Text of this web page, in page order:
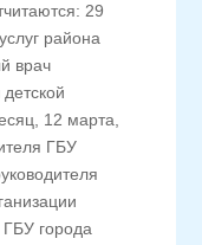
29
района
врач
12 марта,
ГБУ
города